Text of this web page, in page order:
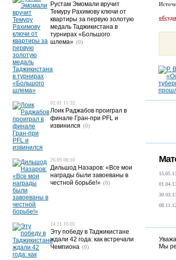
Мы
Рустам Эмомали вручит
Темуру Рахимову ключи от
квартиры за первую золотую
медаль Таджикистана в
турнирах «Большого
шлема» (0)
02.01 11:32
Лоик Раджабов проиграл в
финале Гран-при PFL и
извинился (0)
26.09 08:10
Дильшод Назаров: «Все мои
награды были завоеваны в
честной борьбе!» (0)
14.11 16:05
Эту победу в Таджикистане
ждали 42 года: как встречали
Чемпиона (0)